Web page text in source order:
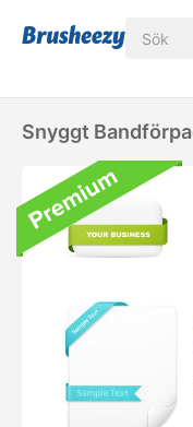
Snyggt